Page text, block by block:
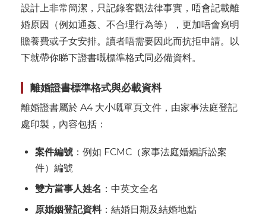
設計上非常簡潔，只記錄客觀法律事實，唔會記載離
婚原因（例如通姦、不合理行為等），更加唔會寫明
贍養費或子女安排。讀者唔需要因此而抗拒申請。以
下就帶你睇下證書嘅標準格式同必備資料。
離婚證書標準格式與必載資料
離婚證書屬於 A4 大小嘅單頁文件，由家事法庭登記
處印製，內容包括：
案件編號 ：例如 FCMC（家事法庭婚姻訴訟案
件）編號
雙方當事人姓名 ：中英文全名
原婚姻登記資料：結婚日期及結婚地點